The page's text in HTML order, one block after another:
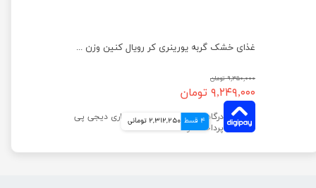
غذای خشک گربه یورینری کر رویال کنین وزن 2 کیلوگرم
۹,۳۵۰,۰۰۰ تومان
۹,۲۴۹,۰۰۰ تومان
4 قسط 2,312,250 تومانی